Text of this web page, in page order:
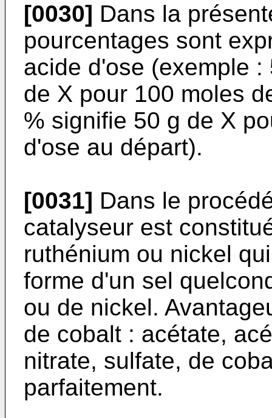
[0030] Dans la
pourcentages sont
acide d'ose (exemple
de X pour 100 moles
% signifie 50 g de X
d'ose au départ).
[0031] Dans le
catalyseur est
ruthénium ou nickel
forme d'un sel
ou de nickel.
de cobalt : acétate,
nitrate, sulfate, de
parfaitement.